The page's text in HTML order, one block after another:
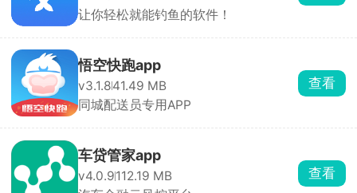
让你轻松就能钓鱼的软件！
悟空快跑app
v3.1.841.49 MB
同城配送员专用APP
查看
车贷管家app
v4.0.9112.19 MB
查看